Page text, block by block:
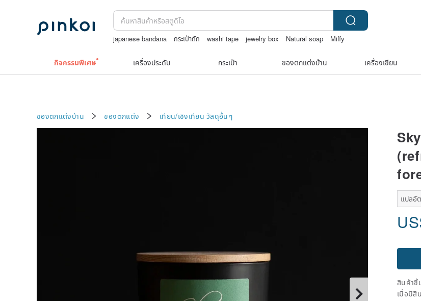
japanese bandana กระเป๋าถัก washi tape jewelry box Natural soap
Miffy
กิจกรรมพิเศษ เครื่องประดับ กระเป๋า ของตกแต่งบ้าน เครื่องเขียน
ของตกแต่งบ้าน ของตกแต่ง เทียน/เชิงเทียน วัสดุอื่นๆ
แปลอั
สินค้าชิ้
เมื่อมีสิ